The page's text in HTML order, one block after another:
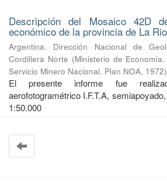
Descripción del Mosaico 42D
económico de la provincia de La
Argentina. Dirección Nacional de
Cordillera Norte (Ministerio de
Servicio Minero Nacional. Plan NOA, 1972)
El presente informe fue
aerofotogramétrico I.F.T.A,
1:50.000